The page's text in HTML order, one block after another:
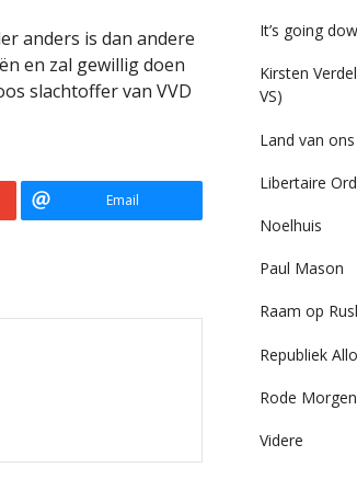
anders is dan andere
en zal gewillig doen
slachtoffer van VVD
Email
It’s going
Kirsten
VS)
Land van ons
Libertaire
Noelhuis
Paul Mason
Raam op
Republiek
Rode Morgen
Videre